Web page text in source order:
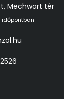
Mechwart tér
időpontban